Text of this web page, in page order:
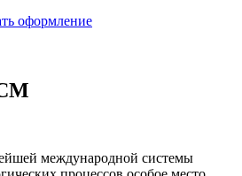
оформление
международной системы